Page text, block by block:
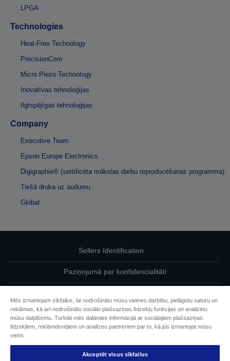
LPGA
Technologies
Heat-Free Technology
PrecisionCore
Micro Piezo Technology
Inovatīvas tehnoloģijas
Ilgtspējīgas tehnoloģijas
Company
Executive Team
Epson Europe Electronics
Digigraphie® (sertificēta mākslas darbu reproducēšanas programma)
Tiešā druka uz audumu
Global
Sellers Identification
Paziņojumā par konfidencialitāti
Sazinieties ar mums par saviem datiem
Epson apņemšanās pieejamības nodrošināšanā
Mēs izmantojam sīkfailus, lai nodrošinātu mūsu vietnes darbību, pielāgotu saturu un
reklāmas, kā arī nodrošinātu sociālo plašsaziņas līdzekļu funkcijas un analizētu
mūsu datplūsmu. Turklāt mēs dalāmies informācijā ar sociālajiem plašsaziņas
līdzekļiem, reklāmdevējiem un analīzes partneriem par to, kā jūs izmantojat mūsu
vietni.
Akceptēt visus sīkfailus